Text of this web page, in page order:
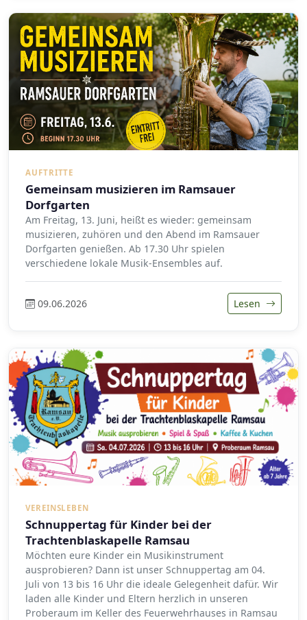
AUFTRITTE
Gemeinsam musizieren im Ramsauer
Dorfgarten
Am Freitag, 13. Juni, heißt es wieder: gemeinsam
musizieren, zuhören und den Abend im Ramsauer
Dorfgarten genießen. Ab 17.30 Uhr spielen
verschiedene lokale Musik-Ensembles auf.
09.06.2026 Lesen
VEREINSLEBEN
Schnuppertag für Kinder bei der
Trachtenblaskapelle Ramsau
Möchten eure Kinder ein Musikinstrument
ausprobieren? Dann ist unser Schnuppertag am 04.
Juli von 13 bis 16 Uhr die ideale Gelegenheit dafür. Wir
laden alle Kinder und Eltern herzlich in unseren
Proberaum im Keller des Feuerwehrhauses in Ramsau